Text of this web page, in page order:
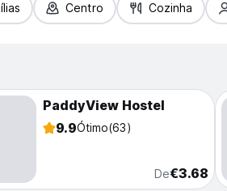
Centro Cozinha
PaddyView Hostel
9.9Ótimo(63)
De€3.68